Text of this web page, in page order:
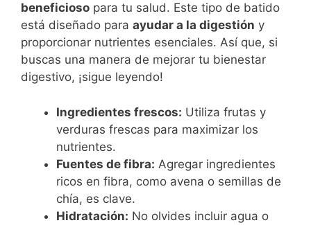
beneficioso para tu salud. Este tipo de batido
está diseñado para ayudar a la digestión y
proporcionar nutrientes esenciales. Así que, si
buscas una manera de mejorar tu bienestar
digestivo, ¡sigue leyendo!
Ingredientes frescos: Utiliza frutas y
verduras frescas para maximizar los
nutrientes.
Fuentes de fibra: Agregar ingredientes
ricos en fibra, como avena o semillas de
chía, es clave.
Hidratación: No olvides incluir agua o